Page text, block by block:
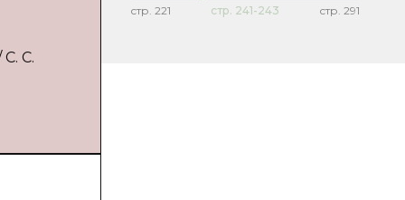
С.
стр. 221 стр. 241-243 стр. 291